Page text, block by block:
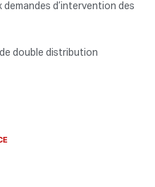
d’intervention des
double distribution